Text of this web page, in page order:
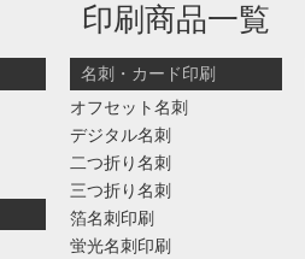
印刷商品一覧
名刺・カード印刷
オフセット名刺
デジタル名刺
二つ折り名刺
三つ折り名刺
箔名刺印刷
蛍光名刺印刷